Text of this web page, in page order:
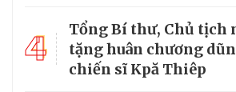
4
Tổng Bí thư, Chủ tịch
tặng huân chương
chiến sĩ Kpă Thiêp